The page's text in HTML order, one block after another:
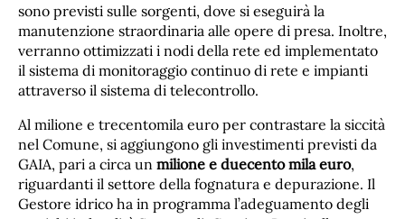
sono previsti sulle sorgenti, dove si eseguirà la
manutenzione straordinaria alle opere di presa. Inoltre,
verranno ottimizzati i nodi della rete ed implementato
il sistema di monitoraggio continuo di rete e impianti
attraverso il sistema di telecontrollo.
Al milione e trecentomila euro per contrastare la siccità
nel Comune, si aggiungono gli investimenti previsti da
GAIA, pari a circa un milione e duecento mila euro,
riguardanti il settore della fognatura e depurazione. Il
Gestore idrico ha in programma l’adeguamento degli